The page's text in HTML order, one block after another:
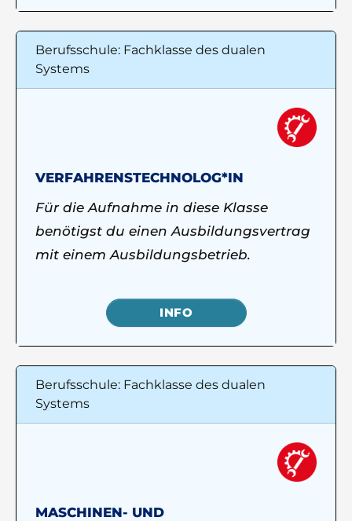
Berufsschule: Fachklasse des dualen
Systems
VERFAHRENSTECHNOLOG*IN
Für die Aufnahme in diese Klasse
benötigst du einen Ausbildungsvertrag
mit einem Ausbildungsbetrieb.
INFO
Berufsschule: Fachklasse des dualen
Systems
MASCHINEN- UND